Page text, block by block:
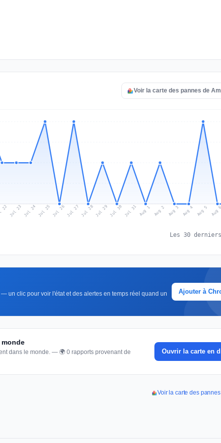
Voir la carte des pannes de
Jul 23 Jul 24 Jul 25 Jul 26Jul 27 Jul 28Jul 29 Jul 30 Jul 31 Aug 1 Aug 2 Aug 3 Aug 4 Aug 5
Les 30
un clic pour voir l'état et des alertes en temps réel quand un Ajouter à
monde
dans le monde. — 🌍 0 rapports provenant de Ouvrir la carte en
Voir la carte des